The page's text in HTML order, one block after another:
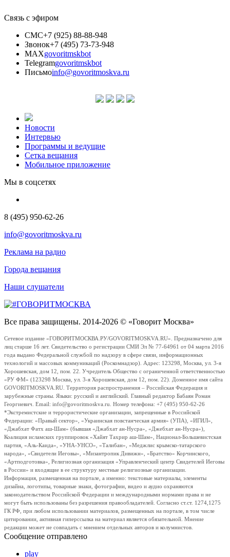
Связь с эфиром
СМС+7 (925) 88-88-948
Звонок+7 (495) 73-73-948
MAXgovoritmskbot
Telegramgovoritmskbot
Письмоinfo@govoritmoskva.ru
Новости
Интервью
Программы и ведущие
Сетка вещания
Мобильное приложение
Мы в соцсетях
8 (495) 950-62-26
info@govoritmoskva.ru
Реклама на радио
Города вещания
Наши слушатели
Все права защищены. 2014-2026 © «Говорит Москва»
Сетевое издание «ГОВОРИТМОСКВА.РУ/GOVORITMOSKVA.RU». Предназначено для
лиц старше 16 лет. Свидетельство о регистрации СМИ Эл № 77-64961 от 04 марта 2016
года выдано Федеральной службой по надзору в сфере связи, информационных
технологий и массовых коммуникаций (Роскомнадзор). Адрес: 123298, Москва, ул. 3-я
Хорошевская, дом 12, пом. 22. Учредитель Общество с ограниченной ответственностью
«РУ ФМ» (123298 Москва, ул. 3-я Хорошевская, дом 12, пом. 22). Доменное имя сайта
GOVORITMOSKVA.RU. Территория распространения – Российская Федерация и
зарубежные страны. Языки: русский и английский. Главный редактор Бабаян Роман
Георгиевич. Email: info@govoritmoskva.ru. Номер телефона: +7 (495) 950-62-26
*Экстремистские и террористические организации, запрещенные в Российской
Федерации: «Правый сектор», «Украинская повстанческая армия» (УПА), «ИГИЛ»,
«Джабхат Фатх аш-Шам» (бывшая «Джабхат ан-Нусра», «Джебхат ан-Нусра»),
Коалиция исламских группировок «Хайят Тахрир аш-Шам», Национал-Большевистская
партия, «Аль-Каида», «УНА-УНСО», «Талибан», «Меджлис крымско-татарского
народа», «Свидетели Иеговы», «Мизантропик Дивижн», «Братство» Корчинского,
«Артподготовка», Религиозная организация «Управленческий центр Свидетелей Иеговы
в России» и входящие в ее структуру местные религиозные организации.
Информация, размещенная на портале, а именно: текстовые материалы, элементы
дизайна, логотипы, товарные знаки, фотографии, видео и аудио охраняются
законодательством Российской Федерации и международными нормами права и не
могут быть использованы без разрешения правообладателей. Согласно ст.ст. 1274,1275
ГК РФ, при любом использовании материалов, размещенных на портале, в том числе
цитировании, активная гиперссылка на материал является обязательной. Мнение
редакции может не совпадать с мнением отдельных авторов и колумнистов.
Сообщение отправлено
play